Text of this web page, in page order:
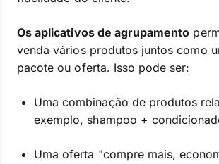
Os aplicativos de agrupamento
venda vários produtos juntos como
pacote ou oferta. Isso pode ser:
Uma combinação de produtos
exemplo, shampoo +
Uma oferta "compre mais,